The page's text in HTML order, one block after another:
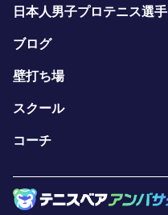
日本人男子プロテニス選手
ブログ
壁打ち場
スクール
コーチ